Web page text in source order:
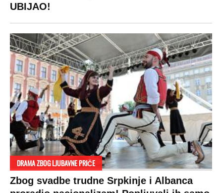
UBIJAO!
DRAMA ZBOG LJUBAVNE PRIČE
Zbog svadbe trudne Srpkinje i Albanca